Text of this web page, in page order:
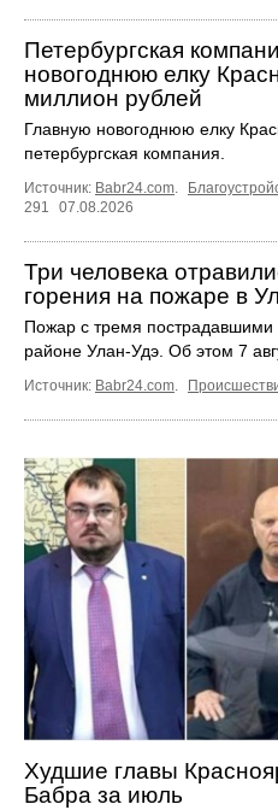
Петербургская
новогоднюю елку
миллион рублей
Главную новогоднюю елку
петербургская компания.
Источник: Babr24.com
291
07.08.2026
Три человека
горения на пожаре в
Пожар с тремя пострадавшими
районе Улан-Удэ. Об этом 7
Источник: Babr24.com.
Худшие главы
Бабра за июль